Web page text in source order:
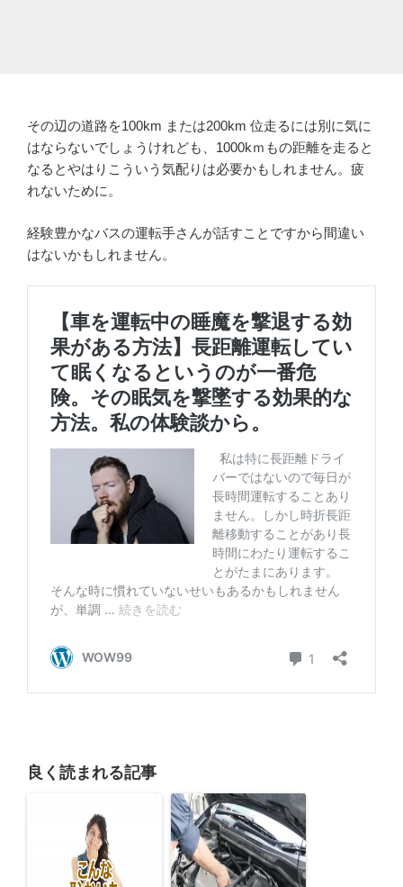
その辺の道路を100km または200km 位走るには別に気に
はならないでしょうけれども、1000kｍもの距離を走ると
なるとやはりこういう気配りは必要かもしれません。疲
れないために。
経験豊かなバスの運転手さんが話すことですから間違い
はないかもしれません。
良く読まれる記事